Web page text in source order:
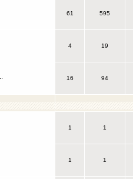
61 595
4 19
16 94
1 1
1 1